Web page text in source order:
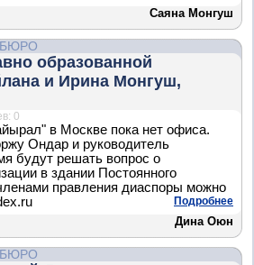
Саяна Монгуш
образованной
и Ирина Монгуш,
0
в Москве пока нет офиса.
Ондар и руководитель
будут решать вопрос о
в здании Постоянного
правления диаспоры можно
Подробнее
Дина Оюн